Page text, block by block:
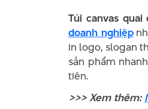
Túi canvas
doanh nghiệp
in logo, slogan
sản phẩm
tiên.
>>> Xem thêm: